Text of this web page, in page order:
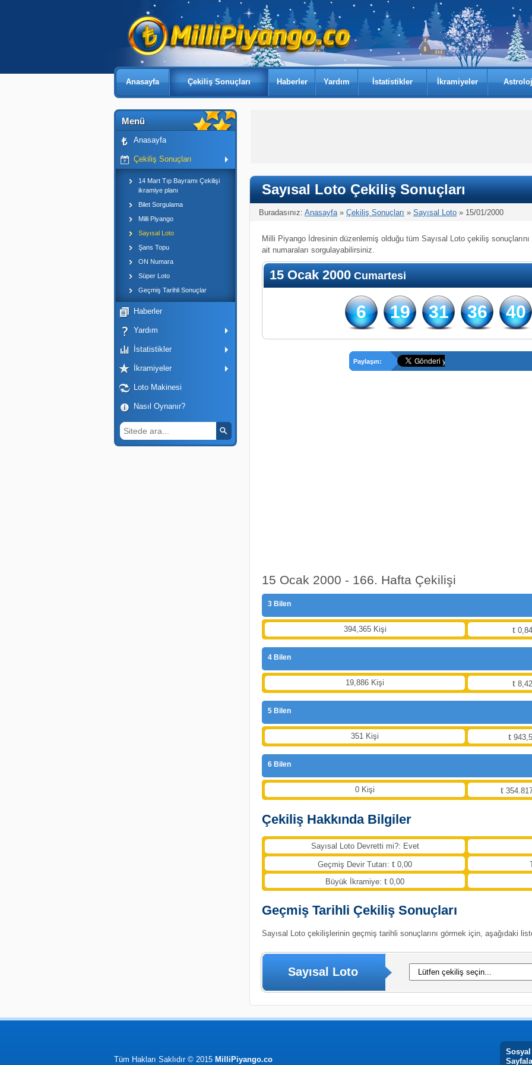
Anasayfa Çekiliş Sonuçları Haberler Yardım İstatistikler İkramiyeler
Menü
Anasayfa
Çekiliş Sonuçları
14 Mart Tıp Bayramı Çekilişi
ikramiye planı
Bilet Sorgulama
Milli Piyango
Sayısal Loto
Şans Topu
ON Numara
Süper Loto
Geçmiş Tarihli Sonuçlar
Haberler
Yardım
İstatistikler
İkramiyeler
Loto Makinesi
Nasıl Oynanır?
Sayısal Loto Çekiliş Sonuçları
Buradasınız: Anasayfa » Çekiliş Sonuçları » Sayısal Loto » 15/01/2000
Milli Piyango İdresinin düzenlemiş olduğu tüm Sayısal Loto çekiliş
ait numaraları sorgulayabilirsiniz.
15 Ocak 2000Cumartesi
6 19 31 36 40
Paylaşın:
15 Ocak 2000 - 166. Hafta Çekilişi
3 Bilen
394,365 Kişi
4 Bilen
19,886 Kişi
5 Bilen
351 Kişi
6 Bilen
0 Kişi
Çekiliş Hakkında Bilgiler
Sayısal Loto Devretti mi?: Evet
Geçmiş Devir Tutarı: 0,00
Büyük İkramiye:
0,00
Geçmiş Tarihli Çekiliş Sonuçları
Sayısal Loto çekilişlerinin geçmiş tarihli sonuçlarını görmek için, aşağıdaki
Sayısal Loto
Tüm Hakları Saklıdır © 2015 MilliPiyango.co